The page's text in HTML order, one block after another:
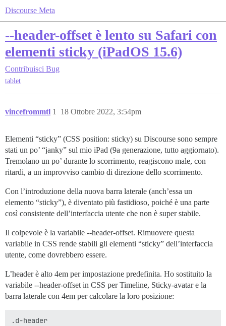
Discourse Meta
--header-offset è lento su Safari con
elementi sticky (iPadOS 15.6)
Contribuisci Bug
tablet
vincefrommtl 18 Ottobre 2022, 3:54pm
1
Elementi “sticky” (CSS position: sticky) su Discourse sono sempre
stati un po’ “janky” sul mio iPad (9a generazione, tutto aggiornato).
Tremolano un po’ durante lo scorrimento, reagiscono male, con
ritardi, a un improvviso cambio di direzione dello scorrimento.
Con l’introduzione della nuova barra laterale (anch’essa un
elemento “sticky”), è diventato più fastidioso, poiché è una parte
così consistente dell’interfaccia utente che non è super stabile.
Il colpevole è la variabile --header-offset. Rimuovere questa
variabile in CSS rende stabili gli elementi “sticky” dell’interfaccia
utente, come dovrebbero essere.
L’header è alto 4em per impostazione predefinita. Ho sostituito la
variabile --header-offset in CSS per Timeline, Sticky-avatar e la
barra laterale con 4em per calcolare la loro posizione:
.d-header